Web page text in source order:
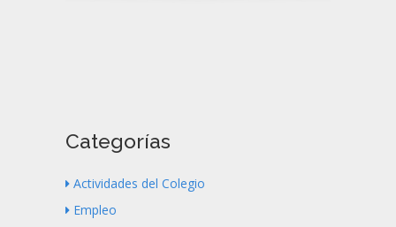
Categorías
Actividades del Colegio
Empleo